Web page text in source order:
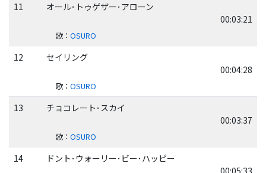
11
オール･トゥゲザー･アローン
00:03:21
歌： OSURO
12
セイリング
00:04:28
歌： OSURO
13
チョコレート･スカイ
00:03:37
歌： OSURO
14
ドント･ウォーリー･ビー･ハッピー